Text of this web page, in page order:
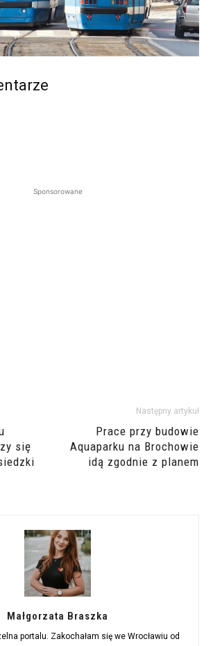
Sponsorowane
się
Następny artykuł
Prace przy budowie
Aquaparku na Brochowie
idą zgodnie z planem
Małgorzata Braszka
portalu. Zakochałam się we Wrocławiu od